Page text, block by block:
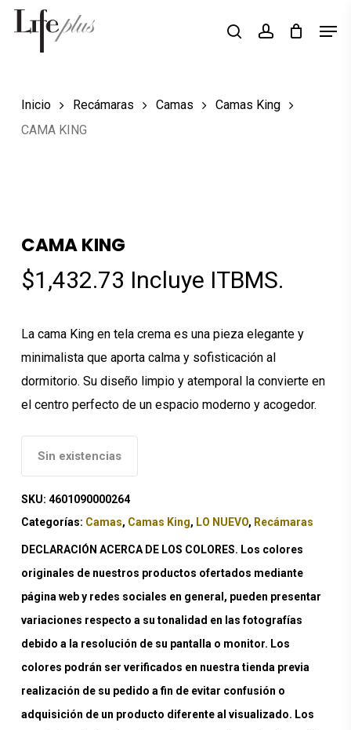
Skip
Búsqueda
productos
searchaccount
Inicio Recámaras Camas
Camas King
CAMA KING
CAMA KING
$1,432.73 Incluye ITBMS.
La cama King en tela crema es una pieza elegante y
minimalista que aporta calma y sofisticación al
dormitorio. Su diseño limpio y atemporal la convierte en
el centro perfecto de un espacio moderno y acogedor.
Sin existencias
SKU: 4601090000264
Categorías: Camas, Camas King, LO NUEVO, Recámaras
DECLARACIÓN ACERCA DE LOS COLORES. Los colores
originales de nuestros productos ofertados mediante
página web y redes sociales en general, pueden presentar
variaciones respecto a su tonalidad en las fotografías
debido a la resolución de su pantalla o monitor. Los
colores podrán ser verificados en nuestra tienda previa
realización de su pedido a fin de evitar confusión o
adquisición de un producto diferente al visualizado. Los